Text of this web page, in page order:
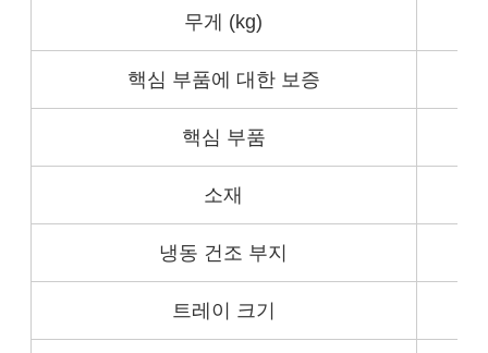
무게 (kg)
핵심 부품에 대한 보증
핵심 부품
소재
냉동 건조 부지
트레이 크기